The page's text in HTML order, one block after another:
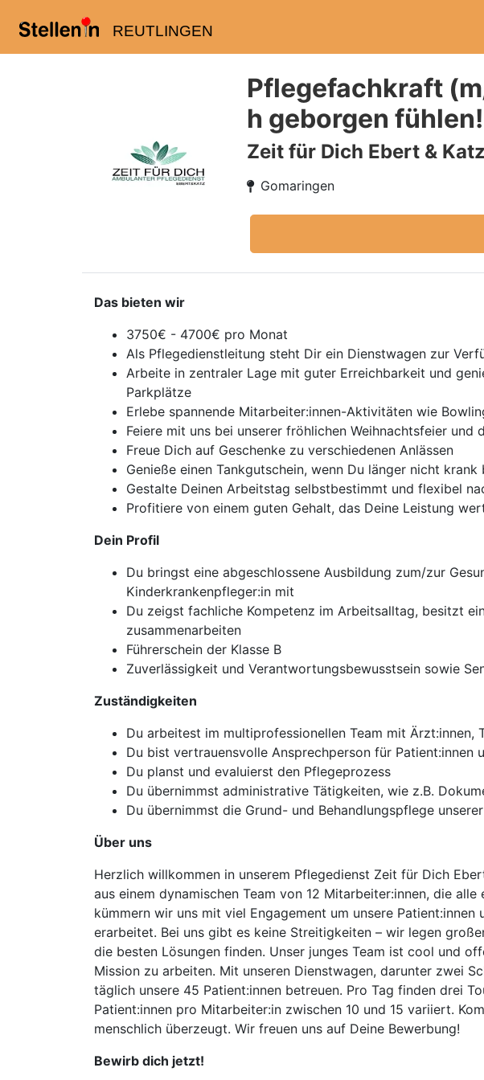
REUTLINGEN
Pflegefachkraft
h geborgen fühlen!
Zeit für Dich Ebert & Katz
Gomaringen
Das bieten wir
3750€ - 4700€ pro Monat
Als Pflegedienstleitung steht Dir ein Dienstwagen zur
Arbeite in zentraler Lage mit guter Erreichbarkeit und
Parkplätze
Erlebe spannende Mitarbeiter:innen-Aktivitäten wie
Feiere mit uns bei unserer fröhlichen Weihnachtsfeier und
Freue Dich auf Geschenke zu verschiedenen Anlässen
Genieße einen Tankgutschein, wenn Du länger nicht krank
Gestalte Deinen Arbeitstag selbstbestimmt und flexibel
Profitiere von einem guten Gehalt, das Deine Leistung
Dein Profil
Du bringst eine abgeschlossene Ausbildung zum/zur
Kinderkrankenpfleger:in mit
Du zeigst fachliche Kompetenz im Arbeitsalltag, besitzt
zusammenarbeiten
Führerschein der Klasse B
Zuverlässigkeit und Verantwortungsbewusstsein sowie
Zuständigkeiten
Du arbeitest im multiprofessionellen Team mit
Du bist vertrauensvolle Ansprechperson für Patient:innen
Du planst und evaluierst den Pflegeprozess
Du übernimmst administrative Tätigkeiten, wie z.B.
Du übernimmst die Grund- und Behandlungspflege
Über uns
Herzlich willkommen in unserem Pflegedienst Zeit für Dich
aus einem dynamischen Team von 12 Mitarbeiter:innen, die
kümmern wir uns mit viel Engagement um unsere
erarbeitet. Bei uns gibt es keine Streitigkeiten – wir legen
die besten Lösungen finden. Unser junges Team ist cool und
Mission zu arbeiten. Mit unseren Dienstwagen, darunter zwei
täglich unsere 45 Patient:innen betreuen. Pro Tag finden drei
Patient:innen pro Mitarbeiter:in zwischen 10 und 15 variiert.
menschlich überzeugt. Wir freuen uns auf Deine Bewerbung!
Bewirb dich jetzt!